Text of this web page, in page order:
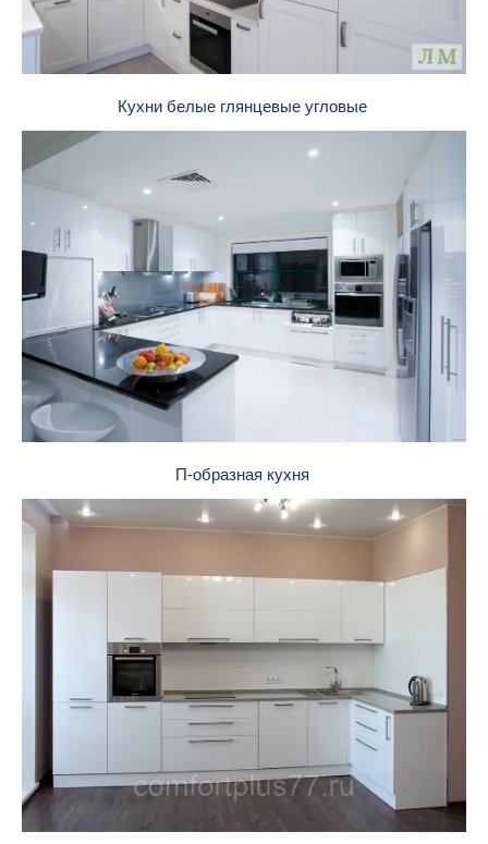
Кухни белые глянцевые угловые
П-образная кухня